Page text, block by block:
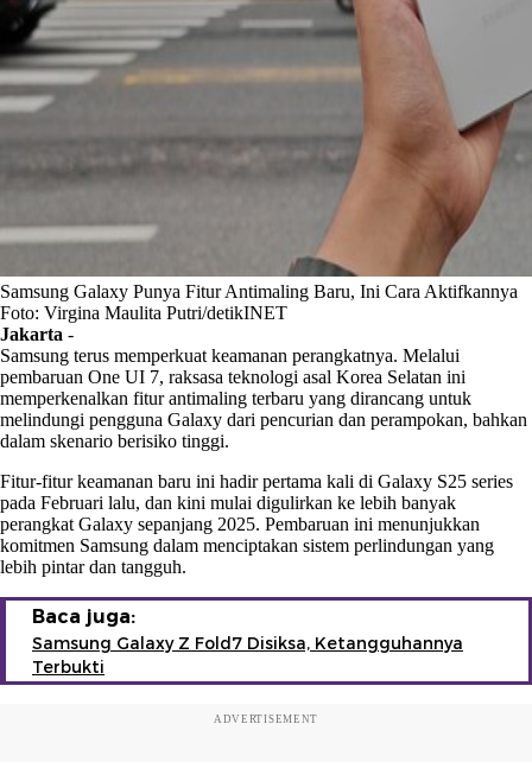
Samsung Galaxy Punya Fitur Antimaling Baru, Ini Cara Aktifkannya
Foto: Virgina Maulita Putri/detikINET
Jakarta -
Samsung terus memperkuat keamanan perangkatnya. Melalui
pembaruan One UI 7, raksasa teknologi asal Korea Selatan ini
memperkenalkan fitur antimaling terbaru yang dirancang untuk
melindungi pengguna Galaxy dari pencurian dan perampokan, bahkan
dalam skenario berisiko tinggi.
Fitur-fitur keamanan baru ini hadir pertama kali di Galaxy S25 series
pada Februari lalu, dan kini mulai digulirkan ke lebih banyak
perangkat Galaxy sepanjang 2025. Pembaruan ini menunjukkan
komitmen Samsung dalam menciptakan sistem perlindungan yang
lebih pintar dan tangguh.
Baca juga:
Samsung Galaxy Z Fold7 Disiksa, Ketangguhannya
Terbukti
ADVERTISEMENT